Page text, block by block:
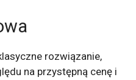
rozwiązanie,
na przystępną cenę i